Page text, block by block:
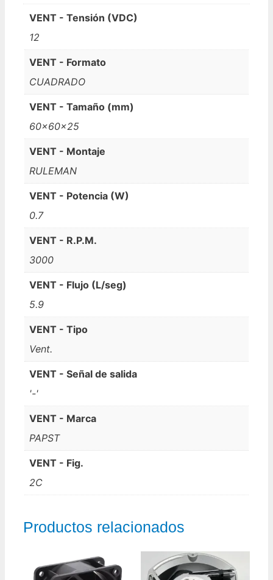
VENT - Tensión (VDC)
12
VENT - Formato
CUADRADO
VENT - Tamaño (mm)
60x60x25
VENT - Montaje
RULEMAN
VENT - Potencia (W)
0.7
VENT - R.P.M.
3000
VENT - Flujo (L/seg)
5.9
VENT - Tipo
Vent.
VENT - Señal de salida
'-'
VENT - Marca
PAPST
VENT - Fig.
2C
Productos relacionados